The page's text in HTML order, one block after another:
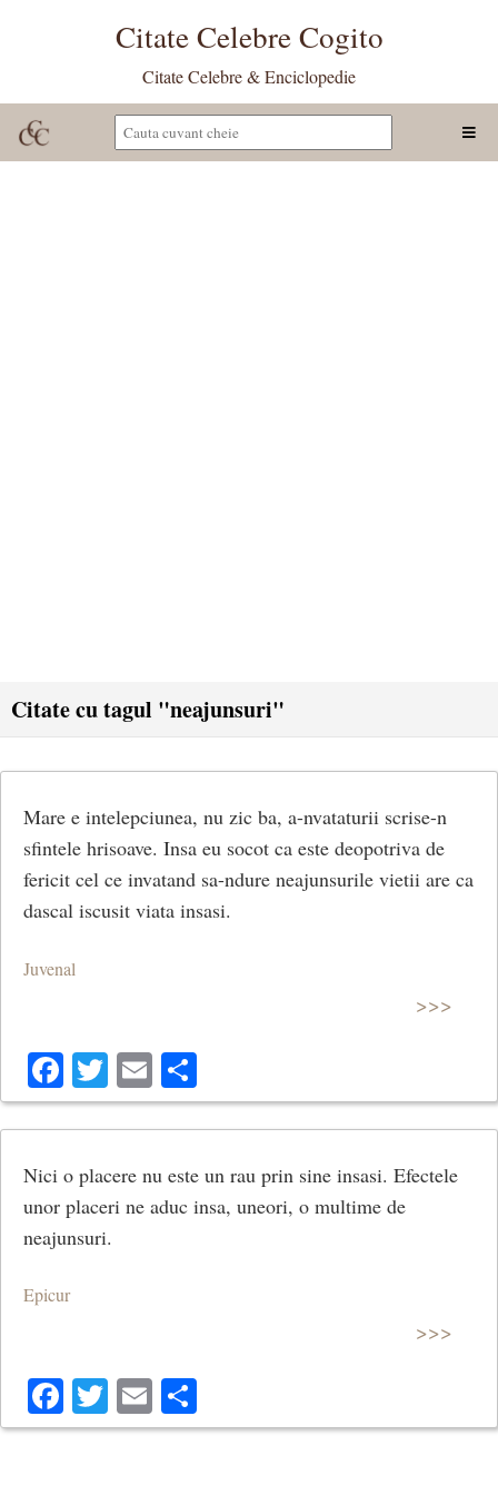
Citate Celebre Cogito
Citate Celebre & Enciclopedie
Citate cu tagul "neajunsuri"
Mare e intelepciunea, nu zic ba, a-nvataturii scrise-n
sfintele hrisoave. Insa eu socot ca este deopotriva de
fericit cel ce invatand sa-ndure neajunsurile vietii are ca
dascal iscusit viata insasi.
Juvenal
>>>
Facebook
Twitter
Email
Nici o placere nu este un rau prin sine insasi. Efectele
unor placeri ne aduc insa, uneori, o multime de
neajunsuri.
Epicur
>>>
Facebook
Twitter
Email